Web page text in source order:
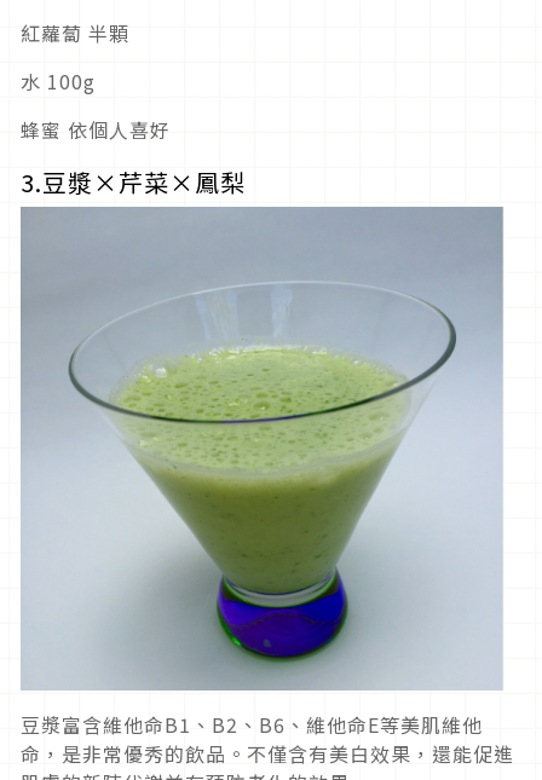
紅蘿蔔 半顆
水 100g
蜂蜜 依個人喜好
3.豆漿×芹菜×鳳梨
豆漿富含維他命B1、B2、B6、維他命E等美肌維他
命，是非常優秀的飲品。不僅含有美白效果，還能促進